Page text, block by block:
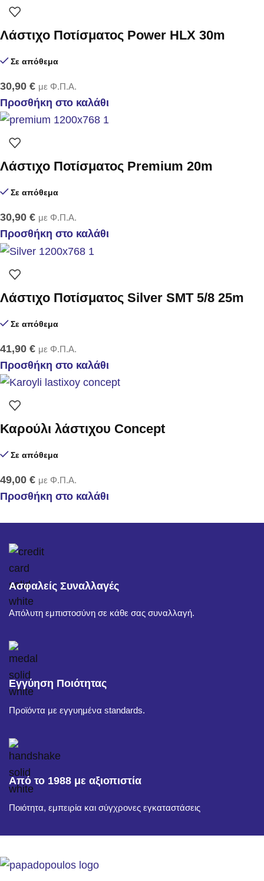
Λάστιχο Ποτίσματος Power HLX 30m
Σε απόθεμα
30,90 € με Φ.Π.Α.
Προσθήκη στο καλάθι
Λάστιχο Ποτίσματος Premium 20m
Σε απόθεμα
30,90 € με Φ.Π.Α.
Προσθήκη στο καλάθι
Λάστιχο Ποτίσματος Silver SMT 5/8 25m
Σε απόθεμα
41,90 € με Φ.Π.Α.
Προσθήκη στο καλάθι
Καρούλι λάστιχου Concept
Σε απόθεμα
49,00 € με Φ.Π.Α.
Προσθήκη στο καλάθι
Ασφαλείς Συναλλαγές
Απόλυτη εμπιστοσύνη σε κάθε σας συναλλαγή.
Εγγύηση Ποιότητας
Προϊόντα με εγγυημένα standards.
Από το 1988 με αξιοπιστία
Ποιότητα, εμπειρία και σύγχρονες εγκαταστάσεις